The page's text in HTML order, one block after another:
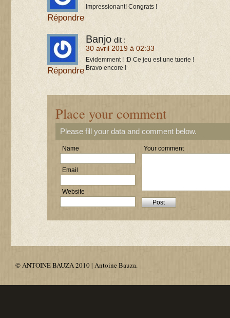
Impressionant! Congrats !
Répondre
Banjo dit :
30 avril 2019 à 02:33
Evidemment ! :D Ce jeu est une tuerie !
Bravo encore !
Répondre
Place your comment
Please fill your data and comment below.
Name
Email
Website
Your comment
© ANTOINE BAUZA 2010 | Antoine Bauza.